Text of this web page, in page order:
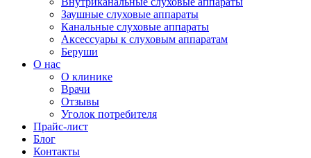
Заушные слуховые аппараты
Канальные слуховые аппараты
Аксессуары к слуховым аппаратам
Беруши
О нас
О клинике
Врачи
Отзывы
Уголок потребителя
Прайс-лист
Блог
Контакты